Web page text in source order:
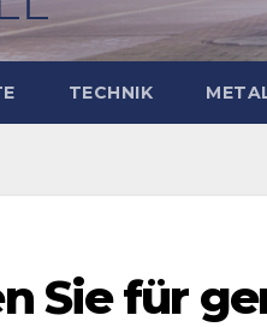
TECHNIK
Sie für